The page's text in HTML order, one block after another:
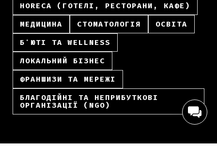
HORECA (ГОТЕЛІ, РЕСТОРАНИ, КАФЕ)
МЕДИЦИНА
СТОМАТОЛОГІЯ
ОСВІТА
БʼЮТІ ТА WELLNESS
ЛОКАЛЬНИЙ БІЗНЕС
ФРАНШИЗИ ТА МЕРЕЖІ
БЛАГОДІЙНІ ТА НЕПРИБУТКОВІ
ОРГАНІЗАЦІЇ (NGO)